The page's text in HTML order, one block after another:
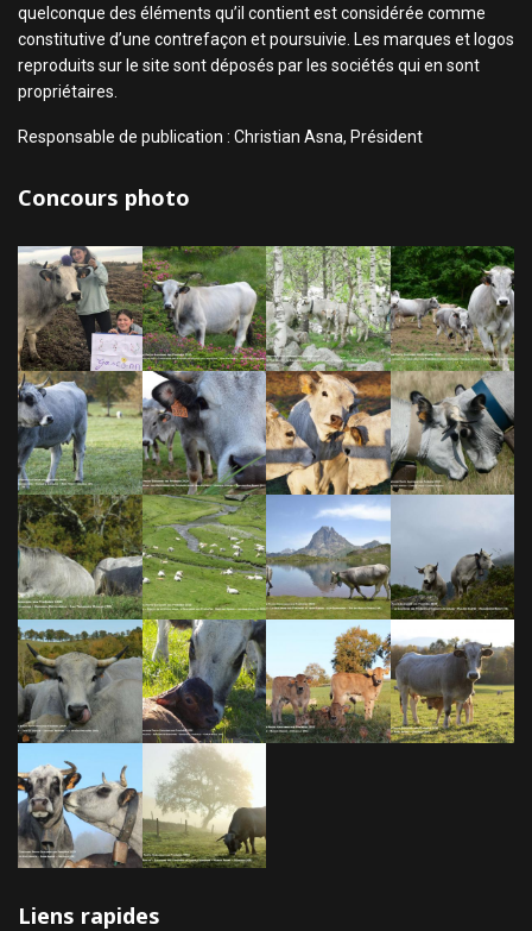
quelconque des éléments qu’il contient est considérée comme
constitutive d’une contrefaçon et poursuivie. Les marques et logos
reproduits sur le site sont déposés par les sociétés qui en sont
propriétaires.
Responsable de publication : Christian Asna, Président
Concours photo
Liens rapides